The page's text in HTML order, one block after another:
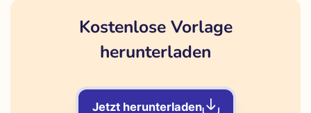
Kostenlose Vorlage
herunterladen
Jetzt herunterladen